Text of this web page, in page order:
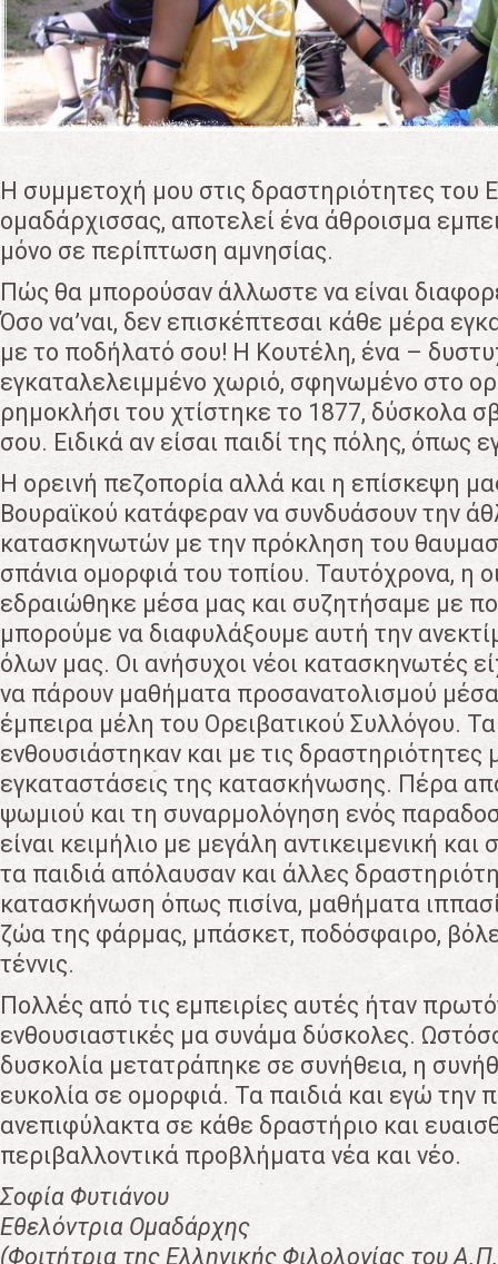
Η συμμετοχή μου στις δραστηριότητες του
ομαδάρχισσας, αποτελεί ένα άθροισμα
μόνο σε περίπτωση αμνησίας.
Πώς θα μπορούσαν άλλωστε να είναι
Όσο να’ναι, δεν επισκέπτεσαι κάθε μέρα
με το ποδήλατό σου! Η Κουτέλη, ένα –
εγκαταλελειμμένο χωριό, σφηνωμένο στο
ρημοκλήσι του χτίστηκε το 1877, δύσκολα
σου. Ειδικά αν είσαι παιδί της πόλης, όπως
Η ορεινή πεζοπορία αλλά και η επίσκεψη
Βουραϊκού κατάφεραν να συνδυάσουν την
κατασκηνωτών με την πρόκληση του
σπάνια ομορφιά του τοπίου. Ταυτόχρονα, η
εδραιώθηκε μέσα μας και συζητήσαμε με
μπορούμε να διαφυλάξουμε αυτή την
όλων μας. Οι ανήσυχοι νέοι κατασκηνωτές
να πάρουν μαθήματα προσανατολισμού
έμπειρα μέλη του Ορειβατικού Συλλόγου. Τα
ενθουσιάστηκαν και με τις δραστηριότητες
εγκαταστάσεις της κατασκήνωσης. Πέρα
ψωμιού και τη συναρμολόγηση ενός
είναι κειμήλιο με μεγάλη αντικειμενική και
τα παιδιά απόλαυσαν και άλλες
κατασκήνωση όπως πισίνα, μαθήματα
ζώα της φάρμας, μπάσκετ, ποδόσφαιρο,
τέννις.
Πολλές από τις εμπειρίες αυτές ήταν
ενθουσιαστικές μα συνάμα δύσκολες.
δυσκολία μετατράπηκε σε συνήθεια, η
ευκολία σε ομορφιά. Τα παιδιά και εγώ την
ανεπιφύλακτα σε κάθε δραστήριο και
περιβαλλοντικά προβλήματα νέα και νέο.
Σοφία Φυτιάνου
Εθελόντρια Ομαδάρχης
(Φοιτήτρια της Ελληνικής Φιλολογίας του